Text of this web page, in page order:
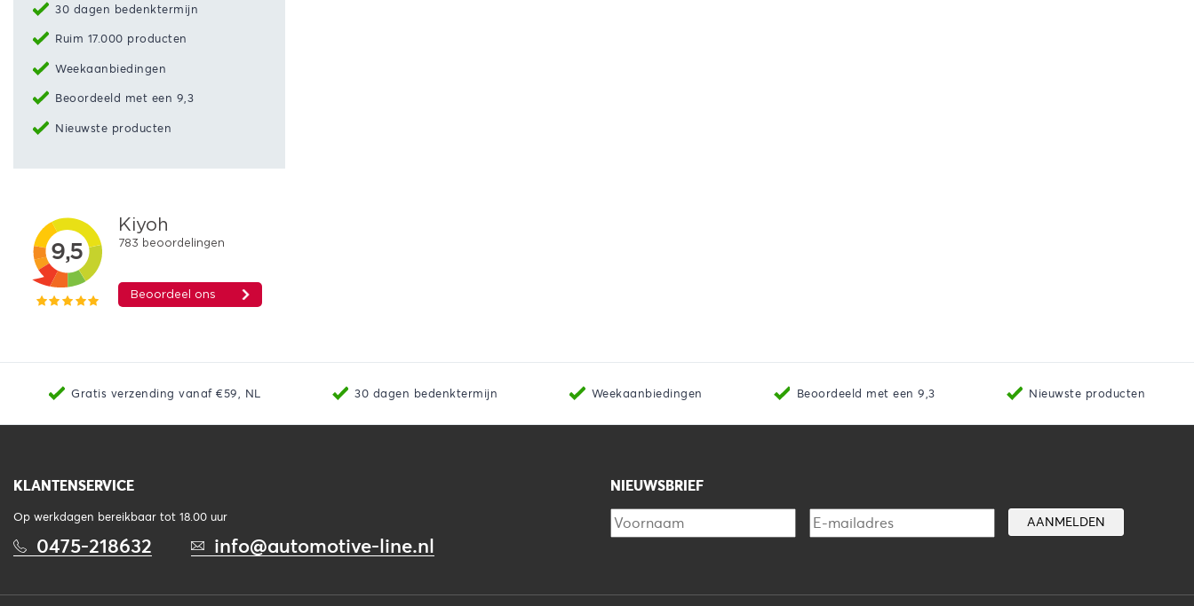
30 dagen bedenktermijn
Ruim 17.000 producten
Weekaanbiedingen
Beoordeeld met een 9,3
Nieuwste producten
Gratis verzending vanaf €59, NL 30 dagen bedenktermijn Weekaanbiedingen Beoordeeld met een 9,3 Nieuwste producten
KLANTENSERVICE
Op werkdagen bereikbaar tot 18.00 uur
0475-218632 info@automotive-line.nl
NIEUWSBRIEF